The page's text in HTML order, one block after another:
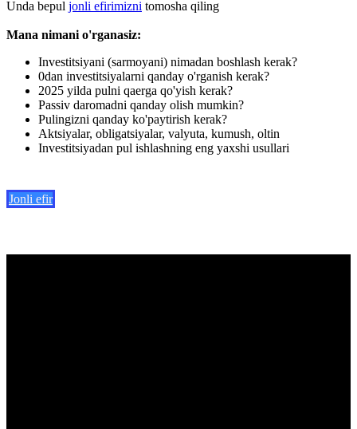
Unda bepul jonli efirimizni tomosha qiling
Mana nimani o'rganasiz:
Investitsiyani (sarmoyani) nimadan boshlash kerak?
0dan investitsiyalarni qanday o'rganish kerak?
2025 yilda pulni qaerga qo'yish kerak?
Passiv daromadni qanday olish mumkin?
Pulingizni qanday ko'paytirish kerak?
Aktsiyalar, obligatsiyalar, valyuta, kumush, oltin
Investitsiyadan pul ishlashning eng yaxshi usullari
Jonli efir